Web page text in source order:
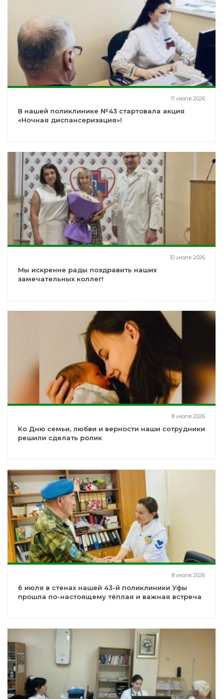
11 июля 2026
В нашей поликлинике №43 стартовала акция
«Ночная диспансеризация»!
10 июля 2026
Мы искренне рады поздравить наших
замечательных коллег!
8 июля 2026
Ко Дню семьи, любви и верности наши сотрудники
решили сделать ролик
8 июля 2026
6 июля в стенах нашей 43-й поликлиники Уфы
прошла по-настоящему тёплая и важная встреча